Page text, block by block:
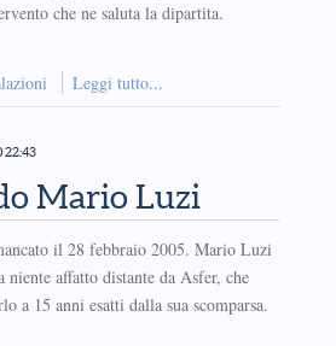
che ne saluta la dipartita.
Leggi tutto...
22:43
Mario Luzi
il 28 febbraio 2005. Mario Luzi
niente affatto distante da Asfer, che
a 15 anni esatti dalla sua scomparsa.